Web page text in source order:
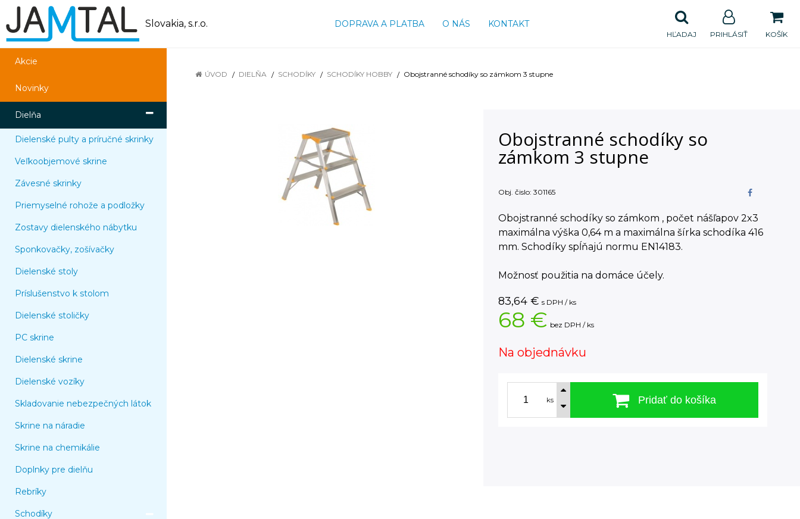
Slovakia, s.r.o. DOPRAVA A PLATBA O NÁS KONTAKT
KOŠÍK
PRIHLÁSIŤ
HĽADAJ
Akcie
Novinky
Dielňa
Dielenské pulty a príručné skrinky
Veľkoobjemové skrine
Závesné skrinky
Priemyselné rohože a podložky
Zostavy dielenského nábytku
Sponkovačky, zošívačky
Dielenské stoly
Príslušenstvo k stolom
Dielenské stoličky
PC skrine
Dielenské skrine
Dielenské vozíky
Skladovanie nebezpečných látok
Skrine na náradie
Skrine na chemikálie
Doplnky pre dielňu
Rebríky
Schodíky
ÚVOD DIELŇA SCHODÍKY SCHODÍKY HOBBY Obojstranné schodíky so zámkom 3 stupne
Obojstranné schodíky so
zámkom 3 stupne
Obj. čislo: 301165
Obojstranné schodíky so zámkom , počet nášľapov 2x3
maximálna výška 0,64 m a maximálna šírka schodíka 416
mm. Schodíky spĺňajú normu EN14183.
Možnosť použitia na domáce účely.
83,64 € s DPH / ks
68 € bez DPH / ks
Na objednávku
ks Pridať do košíka